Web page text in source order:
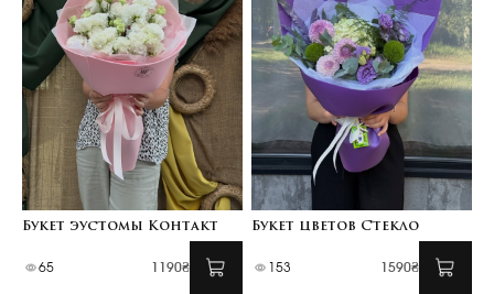
Букет эустомы Контакт
65 1190₴
Букет цветов Стекло
153 1590₴